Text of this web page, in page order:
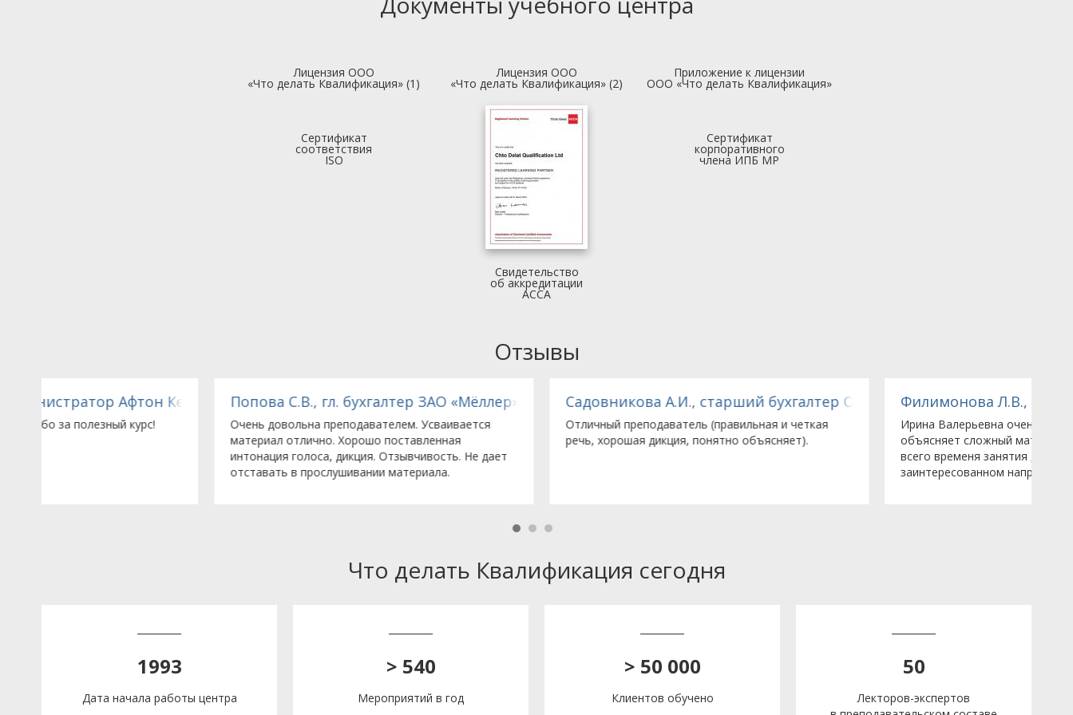
Лицензия ООО
«Что делать Квалификация» (1)
Лицензия ООО
«Что делать Квалификация» (2)
Приложение к лицензии
ООО «Что делать Квалификация»
Сертификат
соответствия
ISO
Свидетельство
об аккредитации
АССА
Сертификат
корпоративного
члена ИПБ МР
Отзывы
Лимитед (Великобритания), представительство компании с ограниченной ответственностью в г.Москве
Попова С.В., гл. бухгалтер ЗАО «Мёллер»
Очень довольна преподавателем. Усваивается
материал отлично. Хорошо поставленная
интонация голоса, дикция. Отзывчивость. Не дает
отставать в прослушивании материала.
Садовникова А.И., старший бухгалтер ООО «Зульцер Пампс Рус (Sulzer Pumps Rus, LLC)»
Отличный преподаватель (правильная и четкая
речь, хорошая дикция, понятно объясняет).
Филимонова Л.В., гл. бухгалтер ЗАО «РТСофт»
Ирина Валерьевна очень интересно и доходчиво
объясняет сложный материал. На протяжении
всего временя занятия держит аудиторию в
заинтересованном напряжении. Большое...
Что делать Квалификация сегодня
1993
Дата начала работы центра
> 540
Мероприятий в год
> 50 000
Клиентов обучено
50
Лекторов-экспертов